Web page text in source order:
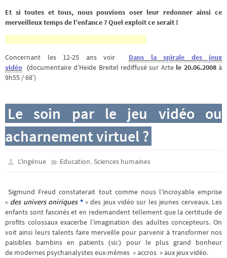
Et si toutes et tous, nous pouvions oser leur redonner ainsi ce
merveilleux temps de l’enfance ? Quel exploit ce serait !
Concernant les 12-25 ans voir Dans la spirale des jeux
vidéo (documentaire d’Heide Breitel rediffusé sur Arte le 20.06.2008à
9h55 / 68′)
Le soin par le jeu vidéo ou
acharnement virtuel ?
L'ingénue Education, Sciences humaines
Sigmund Freud constaterait tout comme nous l’incroyable emprise
« des univers oniriques *» des jeux vidéo sur les jeunes cerveaux. Les
enfants sont fascinés et en redemandent tellement que la certitude de
profits colossaux exacerbe l’imagination des adultes concepteurs. On
voit ainsi leurs talents faire merveille pour parvenir à transformer nos
paisibles bambins en patients(sic)
pour le plus grand bonheur
de modernes psychanalystes eux-mêmes » accros » aux jeux vidéo.